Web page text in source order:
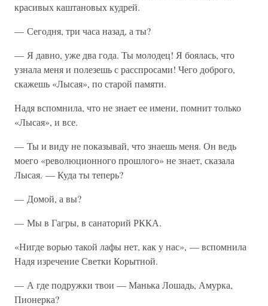
красивых каштановых кудрей.
— Сегодня, три часа назад, а ты?
— Я давно, уже два года. Ты молодец! Я боялась, что
узнала меня и полезешь с расспросами! Чего доброго,
скажешь «Лысая», по старой памяти.
Надя вспомнила, что не знает ее имени, помнит только
«Лысая», и все.
— Ты и виду не показывай, что знаешь меня. Он ведь
моего «революционного прошлого» не знает, сказала
Лысая. — Куда ты теперь?
— Домой, а вы?
— Мы в Гагры, в санаторий РККА.
«Нигде ворью такой лафы нет, как у нас», — вспомнила
Надя изречение Светки Корытной.
— А где подружки твои — Манька Лошадь, Амурка,
Пионерка?